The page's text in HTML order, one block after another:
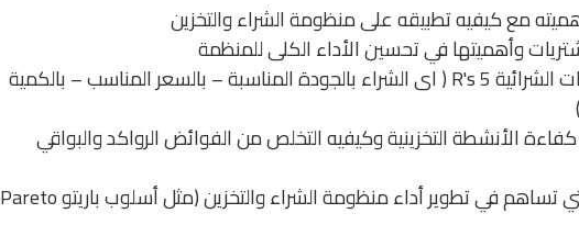
مع كيفيه تطبيقه على منظومة الشراء والتخزين
وأهميتها في تحسين الأداء الكلى للمنظمة
تنمية مهارات وخبرات المشاركين فيما يتعلق بالسياسات الشرائية 5 R's ( اى الشراء بالجودة المناسبة – بالسعر المناسب – بالكمية
الأنشطة التخزينية وكيفيه التخلص من الفوائض الرواكد والبواقي
تزويد المشاركين بالأساليب والطرق والنماذج الكمية التي تساهم في تطوير أداء منظومة الشراء والتخزين (مثل أسلوب باريتو Pareto